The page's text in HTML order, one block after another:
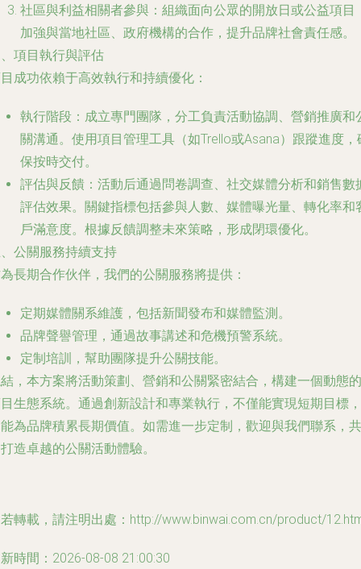
社區與利益相關者參與 ：組織面向公眾的開放日或公益項目
加強與當地社區、政府機構的合作，提升品牌社會責任感。
項目執行與評估
成功依賴于高效執行和持續優化：
執行階段 ：成立專門團隊，分工負責活動協調、營銷推廣和
關溝通。使用項目管理工具（如Trello或Asana）跟蹤進度，
保按時交付。
評估與反饋 ：活動后通過問卷調查、社交媒體分析和銷售數
評估效果。關鍵指標包括參與人數、媒體曝光量、轉化率和
戶滿意度。根據反饋調整未來策略，形成閉環優化。
公關服務持續支持
長期合作伙伴，我們的公關服務將提供：
定期媒體關系維護，包括新聞發布和媒體監測。
品牌聲譽管理，通過故事講述和危機預警系統。
定制培訓，幫助團隊提升公關技能。
，本方案將活動策劃、營銷和公關緊密結合，構建一個動態的
生態系統。通過創新設計和專業執行，不僅能實現短期目標，
為品牌積累長期價值。如需進一步定制，歡迎與我們聯系，共
造卓越的公關活動體驗。
轉載，請注明出處：http://www.binwai.com.cn/product/
時間：2026-08-08 21:00:30